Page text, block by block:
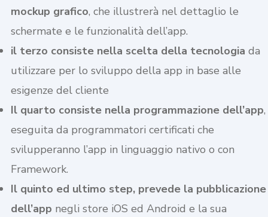
mockup grafico, che illustrerà nel dettaglio le
schermate e le funzionalità dell’app.
il terzo consiste nella scelta della tecnologia da
utilizzare per lo sviluppo della app in base alle
esigenze del cliente
Il quarto consiste nella programmazione dell’app,
eseguita da programmatori certificati che
svilupperanno l’app in linguaggio nativo o con
Framework.
Il quinto ed ultimo step, prevede la pubblicazione
dell’app negli store iOS ed Android e la sua